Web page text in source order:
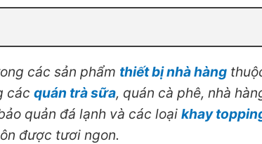
các sản phẩm thiết bị nhà hàng
các quán trà sữa, quán cà phê, nhà
quản đá lạnh và các loại khay
được tươi ngon.